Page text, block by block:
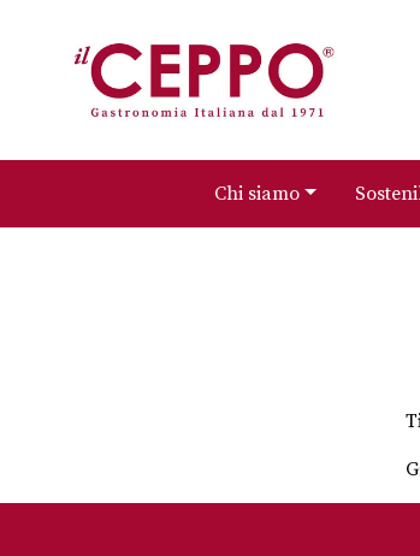
Chi siamo